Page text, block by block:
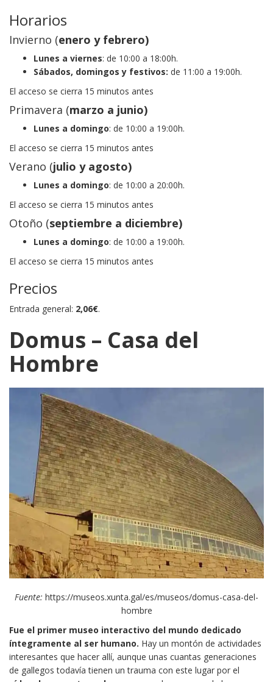
Horarios
Invierno (enero y febrero)
Lunes a viernes: de 10:00 a 18:00h.
Sábados, domingos y festivos: de 11:00 a 19:00h.
El acceso se cierra 15 minutos antes
Primavera (marzo a junio)
Lunes a domingo: de 10:00 a 19:00h.
El acceso se cierra 15 minutos antes
Verano (julio y agosto)
Lunes a domingo: de 10:00 a 20:00h.
El acceso se cierra 15 minutos antes
Otoño (septiembre a diciembre)
Lunes a domingo: de 10:00 a 19:00h.
El acceso se cierra 15 minutos antes
Precios
Entrada general: 2,06€.
Domus – Casa del
Hombre
Fuente: https://museos.xunta.gal/es/museos/domus-casa-del-
hombre
Fue el primer museo interactivo del mundo dedicado
íntegramente al ser humano. Hay un montón de actividades
interesantes que hacer allí, aunque unas cuantas generaciones
de gallegos todavía tienen un trauma con este lugar por el